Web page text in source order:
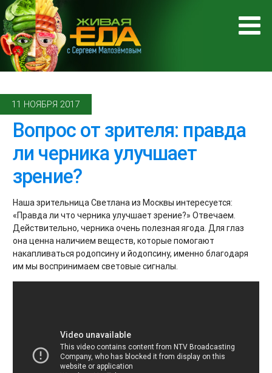
11 НОЯБРЯ 2017
Вопрос от зрителя: правда
ли черника улучшает
зрение?
Наша зрительница Светлана из Москвы интересуется:
«Правда ли что черника улучшает зрение?» Отвечаем.
Действительно, черника очень полезная ягода. Для глаз
она ценна наличием веществ, которые помогают
накапливаться родопсину и йодопсину, именно благодаря
им мы воспринимаем световые сигналы.